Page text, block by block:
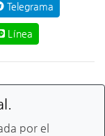
Telegrama
Línea
por el